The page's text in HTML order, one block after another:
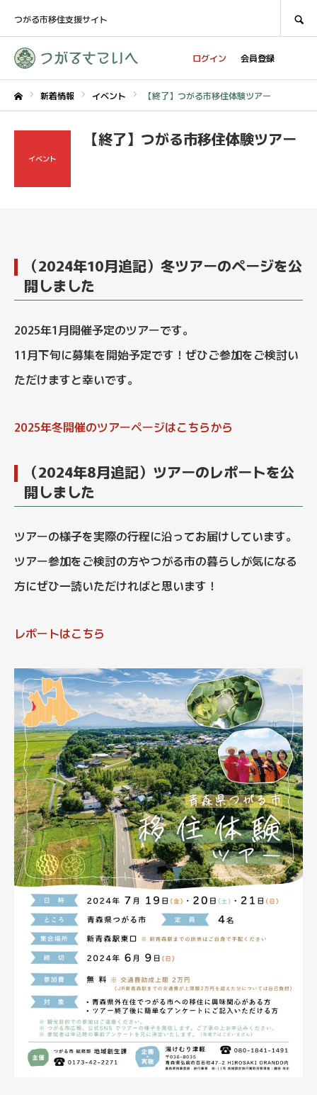
つがる市移住支援サイト
ログイン 会員登録
新着情報 イベント 【終了】つがる市移住体験ツアー
イベント
【終了】つがる市移住体験ツアー
（2024年10月追記）冬ツアーのページを公
開しました
2025年1月開催予定のツアーです。
11月下旬に募集を開始予定です！ぜひご参加をご検討い
ただけますと幸いです。
2025年冬開催のツアーページはこちらから
（2024年8月追記）ツアーのレポートを公
開しました
ツアーの様子を実際の行程に沿ってお届けしています。
ツアー参加をご検討の方やつがる市の暮らしが気になる
方にぜひ一読いただければと思います！
レポートはこちら